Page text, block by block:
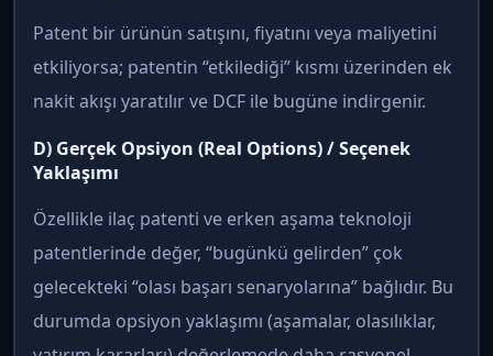
Patent bir ürünün satışını, fiyatını veya maliyetini
etkiliyorsa; patentin “etkilediği” kısmı üzerinden ek
nakit akışı yaratılır ve DCF ile bugüne indirgenir.
D) Gerçek Opsiyon (Real Options) / Seçenek
Yaklaşımı
Özellikle ilaç patenti ve erken aşama teknoloji
patentlerinde değer, “bugünkü gelirden” çok
gelecekteki “olası başarı senaryolarına” bağlıdır. Bu
durumda opsiyon yaklaşımı (aşamalar, olasılıklar,